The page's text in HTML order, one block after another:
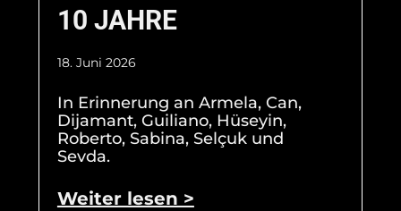
10 JAHRE
18. Juni 2026
In Erinnerung an Armela, Can,
Dijamant, Guiliano, Hüseyin,
Roberto, Sabina, Selçuk und
Sevda.
Weiter lesen >